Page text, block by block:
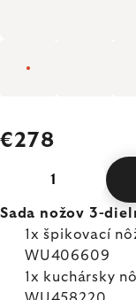
€278
Sada nožov 3-
1x špikovací
WU406609
1x kuchársky